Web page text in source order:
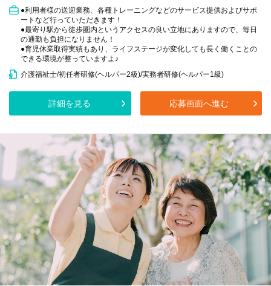
●利用者様の送迎業務、各種トレーニングなどのサービス提供およびサポ
ートなど行っていただきます！
●最寄り駅から徒歩圏内というアクセスの良い立地にありますので、毎日
の通勤も負担になりません！
●育児休業取得実績もあり、ライフステージが変化しても長く働くことの
できる環境が整っていますよ♪
介護福祉士/初任者研修(ヘルパー2級)/実務者研修(ヘルパー1級)
詳細を見る 応募画面へ進む